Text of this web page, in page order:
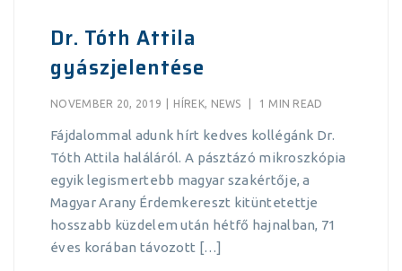
Dr. Tóth Attila
gyászjelentése
NOVEMBER 20, 2019 HÍREK, NEWS 1 MIN READ
Fájdalommal adunk hírt kedves kollégánk Dr.
Tóth Attila haláláról. A pásztázó mikroszkópia
egyik legismertebb magyar szakértője, a
Magyar Arany Érdemkereszt kitüntetettje
hosszabb küzdelem után hétfő hajnalban, 71
éves korában távozott […]